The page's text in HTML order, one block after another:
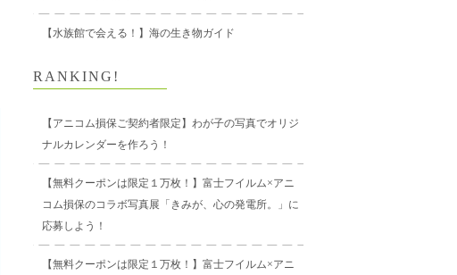
【水族館で会える！】海の生き物ガイド
RANKING!
【アニコム損保ご契約者限定】わが子の写真でオリジ
ナルカレンダーを作ろう！
【無料クーポンは限定１万枚！】富士フイルム×アニ
コム損保のコラボ写真展「きみが、心の発電所。」に
応募しよう！
【無料クーポンは限定１万枚！】富士フイルム×アニ